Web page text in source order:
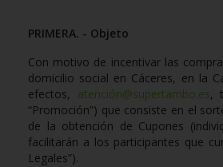
PRIMERA. - Objeto
Con motivo de incentivar las
domicilio social en Cáceres, en la
efectos, atención@supertambo.es,
“Promoción”) que consiste en el
de la obtención de Cupones
facilitarán a los participantes que
Legales”).